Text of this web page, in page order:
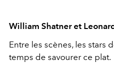
William Shatner et
Entre les scènes, les stars
temps de savourer ce plat.